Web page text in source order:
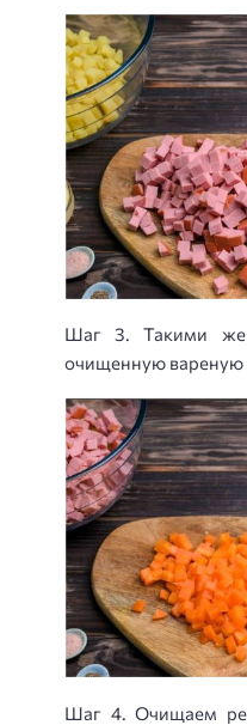
Шаг 3. Такими же
очищенную вареную
Шаг 4. Очищаем